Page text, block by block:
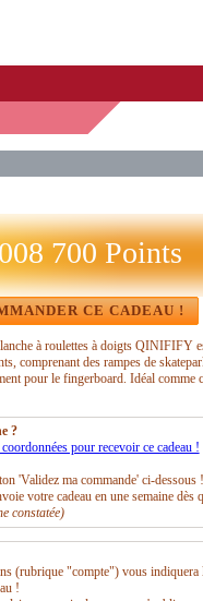
700 Points
CE CADEAU !
à roulettes à doigts QINIFIFY
comprenant des rampes de
pour le fingerboard. Idéal comme
?
pour recevoir ce cadeau !
'Validez ma commande' ci-dessous !
votre cadeau en une semaine dès
constatée)
(rubrique "compte") vous indiquera
!